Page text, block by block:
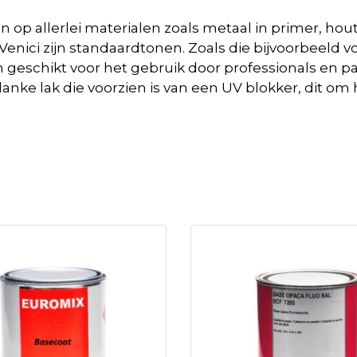
op allerlei materialen zoals metaal in primer,
Venici zijn standaardtonen. Zoals die bijvoorbeeld
geschikt voor het gebruik door professionals en
lak die voorzien is van een UV blokker, dit